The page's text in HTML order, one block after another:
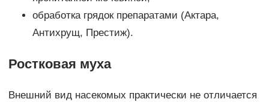
обработка грядок препаратами (Актара,
Антихрущ, Престиж).
Ростковая муха
Внешний вид насекомых практически не отличается